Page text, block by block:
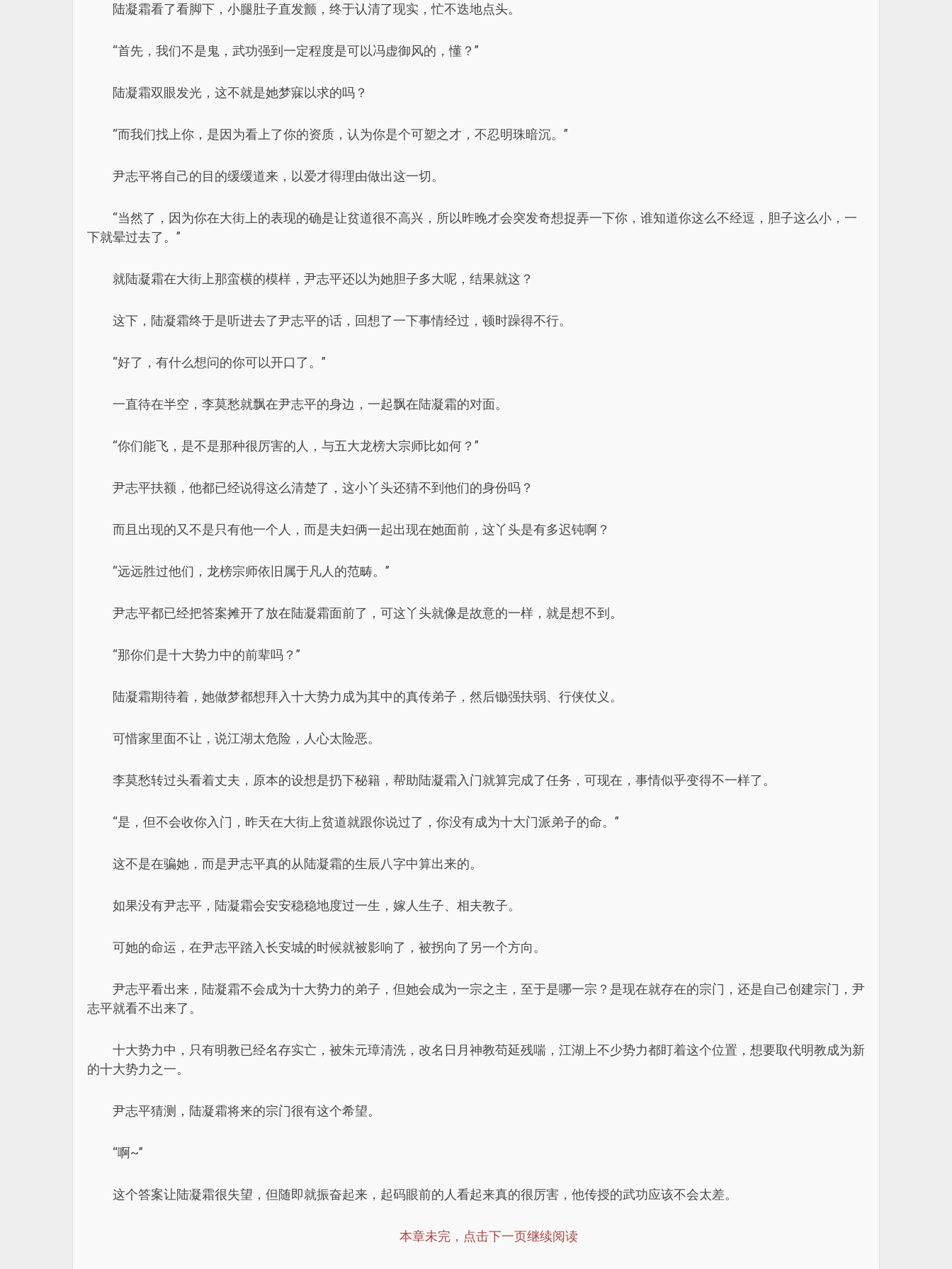
陆凝霜看了看脚下，小腿肚子直发颤，终于认清了现实，忙不迭地点头。
“首先，我们不是鬼，武功强到一定程度是可以冯虚御风的，懂？”
陆凝霜双眼发光，这不就是她梦寐以求的吗？
“而我们找上你，是因为看上了你的资质，认为你是个可塑之才，不忍明珠暗沉。”
尹志平将自己的目的缓缓道来，以爱才得理由做出这一切。
“当然了，因为你在大街上的表现的确是让贫道很不高兴，所以昨晚才会突发奇想捉弄一下你，谁知道你这么不经逗，胆子这么小，一
下就晕过去了。”
就陆凝霜在大街上那蛮横的模样，尹志平还以为她胆子多大呢，结果就这？
这下，陆凝霜终于是听进去了尹志平的话，回想了一下事情经过，顿时躁得不行。
“好了，有什么想问的你可以开口了。”
一直待在半空，李莫愁就飘在尹志平的身边，一起飘在陆凝霜的对面。
“你们能飞，是不是那种很厉害的人，与五大龙榜大宗师比如何？”
尹志平扶额，他都已经说得这么清楚了，这小丫头还猜不到他们的身份吗？
而且出现的又不是只有他一个人，而是夫妇俩一起出现在她面前，这丫头是有多迟钝啊？
“远远胜过他们，龙榜宗师依旧属于凡人的范畴。”
尹志平都已经把答案摊开了放在陆凝霜面前了，可这丫头就像是故意的一样，就是想不到。
“那你们是十大势力中的前辈吗？”
陆凝霜期待着，她做梦都想拜入十大势力成为其中的真传弟子，然后锄强扶弱、行侠仗义。
可惜家里面不让，说江湖太危险，人心太险恶。
李莫愁转过头看着丈夫，原本的设想是扔下秘籍，帮助陆凝霜入门就算完成了任务，可现在，事情似乎变得不一样了。
“是，但不会收你入门，昨天在大街上贫道就跟你说过了，你没有成为十大门派弟子的命。”
这不是在骗她，而是尹志平真的从陆凝霜的生辰八字中算出来的。
如果没有尹志平，陆凝霜会安安稳稳地度过一生，嫁人生子、相夫教子。
可她的命运，在尹志平踏入长安城的时候就被影响了，被拐向了另一个方向。
尹志平看出来，陆凝霜不会成为十大势力的弟子，但她会成为一宗之主，至于是哪一宗？是现在就存在的宗门，还是自己创建宗门，尹
志平就看不出来了。
十大势力中，只有明教已经名存实亡，被朱元璋清洗，改名日月神教苟延残喘，江湖上不少势力都盯着这个位置，想要取代明教成为新
的十大势力之一。
尹志平猜测，陆凝霜将来的宗门很有这个希望。
“啊~”
这个答案让陆凝霜很失望，但随即就振奋起来，起码眼前的人看起来真的很厉害，他传授的武功应该不会太差。
本章未完，点击下一页继续阅读